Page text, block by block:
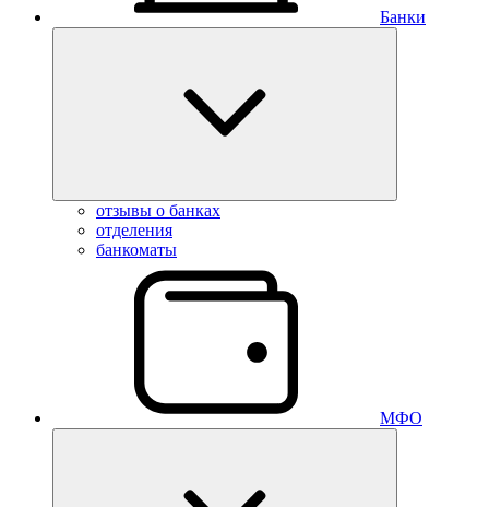
Банки
отзывы о банках
отделения
банкоматы
МФО